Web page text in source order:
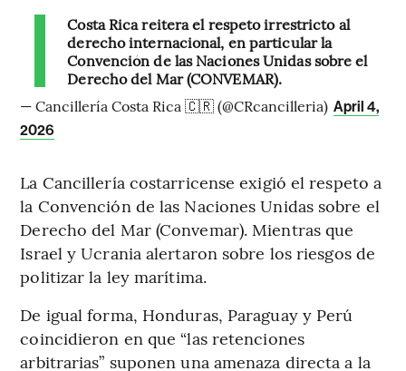
Costa Rica reitera el respeto irrestricto al
derecho internacional, en particular la
Convención de las Naciones Unidas sobre el
Derecho del Mar (CONVEMAR).
— Cancillería Costa Rica 🇨🇷 (@CRcancilleria) April 4,
2026
La Cancillería costarricense exigió el respeto a
la Convención de las Naciones Unidas sobre el
Derecho del Mar (Convemar). Mientras que
Israel y Ucrania alertaron sobre los riesgos de
politizar la ley marítima.
De igual forma, Honduras, Paraguay y Perú
coincidieron en que “las retenciones
arbitrarias” suponen una amenaza directa a la